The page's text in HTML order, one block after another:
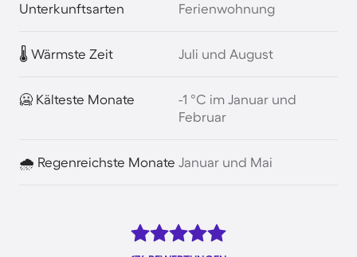
Unterkunftsarten
Ferienwohnung
🌡️ Wärmste Zeit Juli und August
🥶 Kälteste Monate
-1 °C im Januar und
Februar
🌧️ Regenreichste Monate Januar und Mai